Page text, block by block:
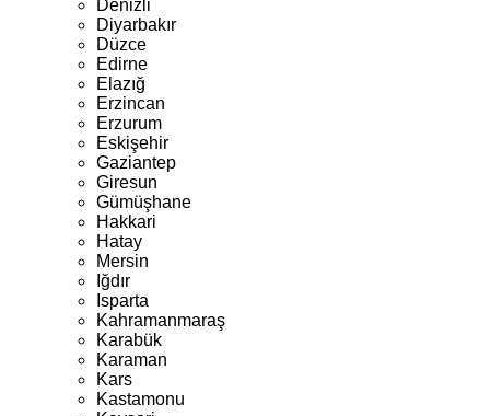
Denizli
Diyarbakır
Düzce
Edirne
Elazığ
Erzincan
Erzurum
Eskişehir
Gaziantep
Giresun
Gümüşhane
Hakkari
Hatay
Mersin
Iğdır
Isparta
Kahramanmaraş
Karabük
Karaman
Kars
Kastamonu